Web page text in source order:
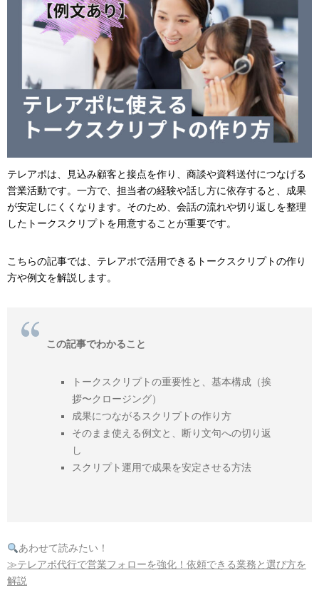
テレアポは、見込み顧客と接点を作り、商談や資料送付につなげる
営業活動です。一方で、担当者の経験や話し方に依存すると、成果
が安定しにくくなります。そのため、会話の流れや切り返しを整理
したトークスクリプトを用意することが重要です。
こちらの記事では、テレアポで活用できるトークスクリプトの作り
方や例文を解説します。
この記事でわかること
トークスクリプトの重要性と、基本構成（挨
拶〜クロージング）
成果につながるスクリプトの作り方
そのまま使える例文と、断り文句への切り返
し
スクリプト運用で成果を安定させる方法
あわせて読みたい！
≫テレアポ代行で営業フォローを強化！依頼できる業務と選び方を
解説